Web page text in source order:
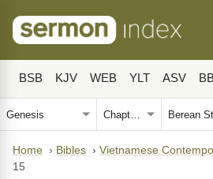
BSB KJV WEB YLT ASV
Home › Bibles › Vietnamese
15